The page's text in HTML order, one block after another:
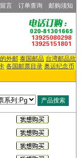
言 订单查询 邮购须知
外邮 泰国邮品 台湾邮品欣
各国邮票目录 奥运纪念币